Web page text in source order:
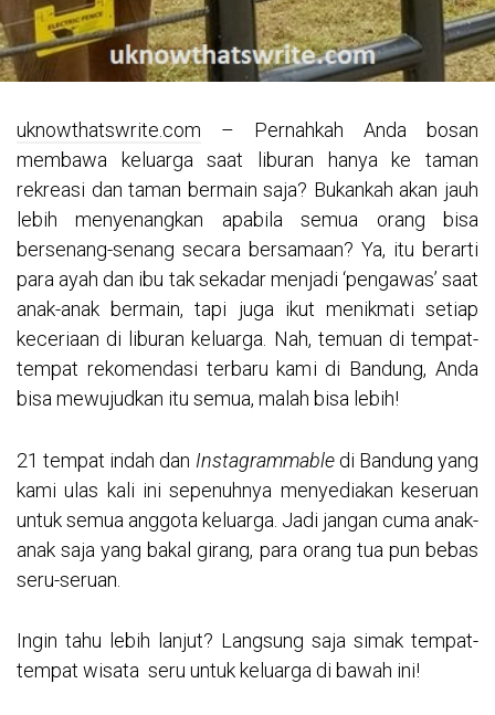
uknowthatswrite.com – Pernahkah Anda bosan
membawa keluarga saat liburan hanya ke taman
rekreasi dan taman bermain saja? Bukankah akan jauh
lebih menyenangkan apabila semua orang bisa
bersenang-senang secara bersamaan? Ya, itu berarti
para ayah dan ibu tak sekadar menjadi ‘pengawas’ saat
anak-anak bermain, tapi juga ikut menikmati setiap
keceriaan di liburan keluarga. Nah, temuan di tempat-
tempat rekomendasi terbaru kami di Bandung, Anda
bisa mewujudkan itu semua, malah bisa lebih!
21 tempat indah dan Instagrammabledi Bandung yang
kami ulas kali ini sepenuhnya menyediakan keseruan
untuk semua anggota keluarga. Jadi jangan cuma anak-
anak saja yang bakal girang, para orang tua pun bebas
seru-seruan.
Ingin tahu lebih lanjut? Langsung saja simak tempat-
tempat wisata seru untuk keluarga di bawah ini!